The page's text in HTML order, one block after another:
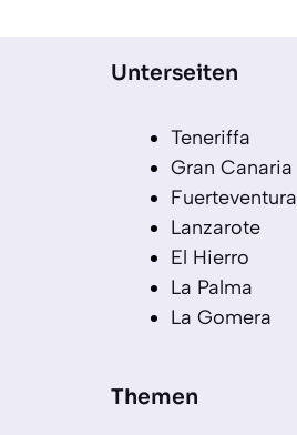
Unterseiten
Teneriffa
Gran Canaria
Fuerteventura
Lanzarote
El Hierro
La Palma
La Gomera
Themen